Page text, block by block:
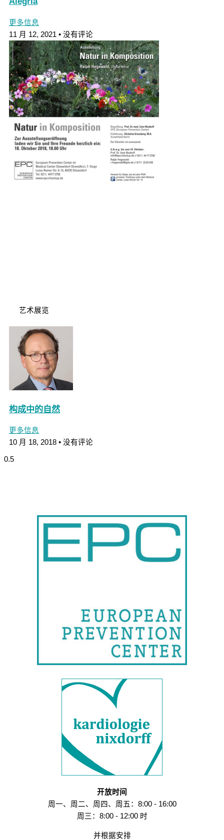
更多信息
11 月 12, 2021
没有评论
艺术展览
构成中的自然
更多信息
10 月 18, 2018
没有评论
开放时间
周一、周二、周四、周五：8:00 - 16:00
周三：8:00 - 12:00 时
并根据安排